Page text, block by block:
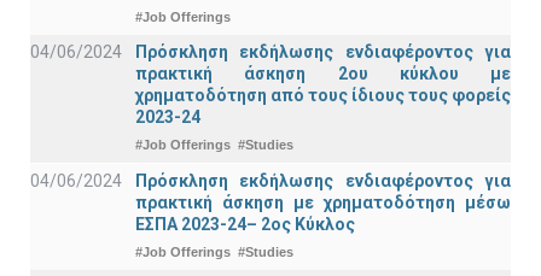
#Job Offerings
04/06/2024
Πρόσκληση εκδήλωσης ενδιαφέροντος για
πρακτική άσκηση 2ου κύκλου με
χρηματοδότηση από τους ίδιους τους φορείς
2023-24
#Job Offerings #Studies
04/06/2024
Πρόσκληση εκδήλωσης ενδιαφέροντος για
πρακτική άσκηση με χρηματοδότηση μέσω
ΕΣΠΑ 2023-24– 2ος Κύκλος
#Job Offerings #Studies